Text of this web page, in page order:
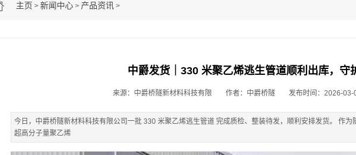
主页 > 新闻中心 > 产品资讯 >
中爵发货｜330 米聚乙烯逃生管道顺利出库，守
来源：中爵桥隧新材料科技有限 作者：中爵桥隧 发布时间：2026-03-
今日，中爵桥隧新材料科技有限公司一批 330 米聚乙烯逃生管道 完成质检、整装待发，顺利安排发货。 作
超高分子量聚乙烯